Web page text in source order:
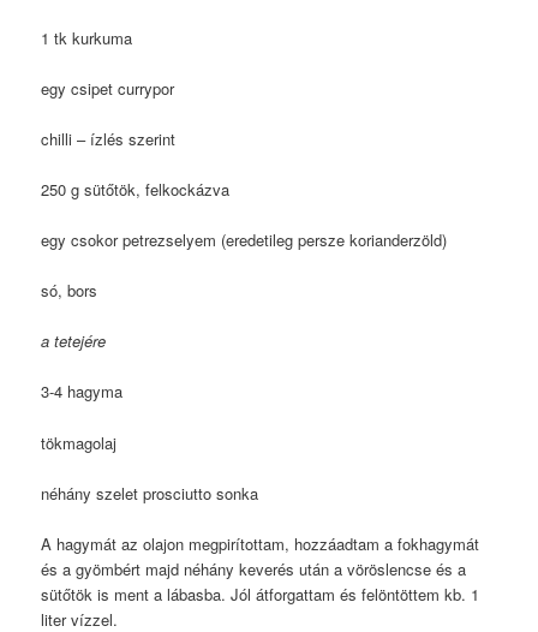
1 tk kurkuma
egy csipet currypor
chilli – ízlés szerint
250 g sütőtök, felkockázva
egy csokor petrezselyem (eredetileg persze korianderzöld)
só, bors
a tetejére
3-4 hagyma
tökmagolaj
néhány szelet prosciutto sonka
A hagymát az olajon megpirítottam, hozzáadtam a fokhagymát
és a gyömbért majd néhány keverés után a vöröslencse és a
sütőtök is ment a lábasba. Jól átforgattam és felöntöttem kb. 1
liter vízzel.